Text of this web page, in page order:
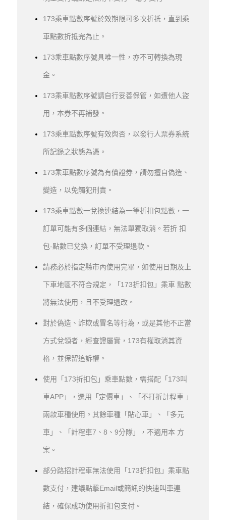
173乘車點數序號於效期限可多次折抵，直到乘
車點數折抵完為止。
173乘車點數序號具唯一性，亦不可轉換為現
金。
173乘車點數序號請自行妥善保管，如遭他人盜
用，本券不再補發。
173乘車點數序號有效與否，以發行人票券系統
所記錄之狀態為憑。
173乘車點數序號為有價證券，請勿擅自偽造、
變造，以免觸犯刑責。
173乘車點數一兌換連結為一筆折扣包點數，一
訂單可能有多個連結，無法單獨取消。若折 扣
包-點數已兌換，訂單不受理退款。
請務必於指定縣市內使用完畢，如使用日期及上
下車地區不符合規定，「173折扣包」乘車 點數
將無法使用，且不受理退改。
對於偽造、詐欺或冒名等行為，或是其他不正當
方式兌領者，經查證屬實，173有權取消其資
格，並保留追訴權。
使用「173折扣包」乘車點數，需搭配「173叫
車APP」，選用「定價車」、「不打折計程車 」
兩款車種使用。其餘車種「貼心車」、「多元
車」、「計程車7、8、9分隊」，不適用本 方
案。
部分路招計程車無法使用「173折扣包」乘車點
數支付，建議點擊Email或簡訊的快速叫車連
結，確保成功使用折扣包支付。